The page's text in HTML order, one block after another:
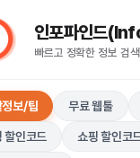
인포파인드
빠르고 정확한 정보 검
정보/팁 무료 웹툴
할인코드 쇼핑 할인코